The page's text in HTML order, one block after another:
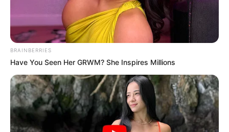
BRAINBERRIES
Have You Seen Her GRWM? She Inspires Millions